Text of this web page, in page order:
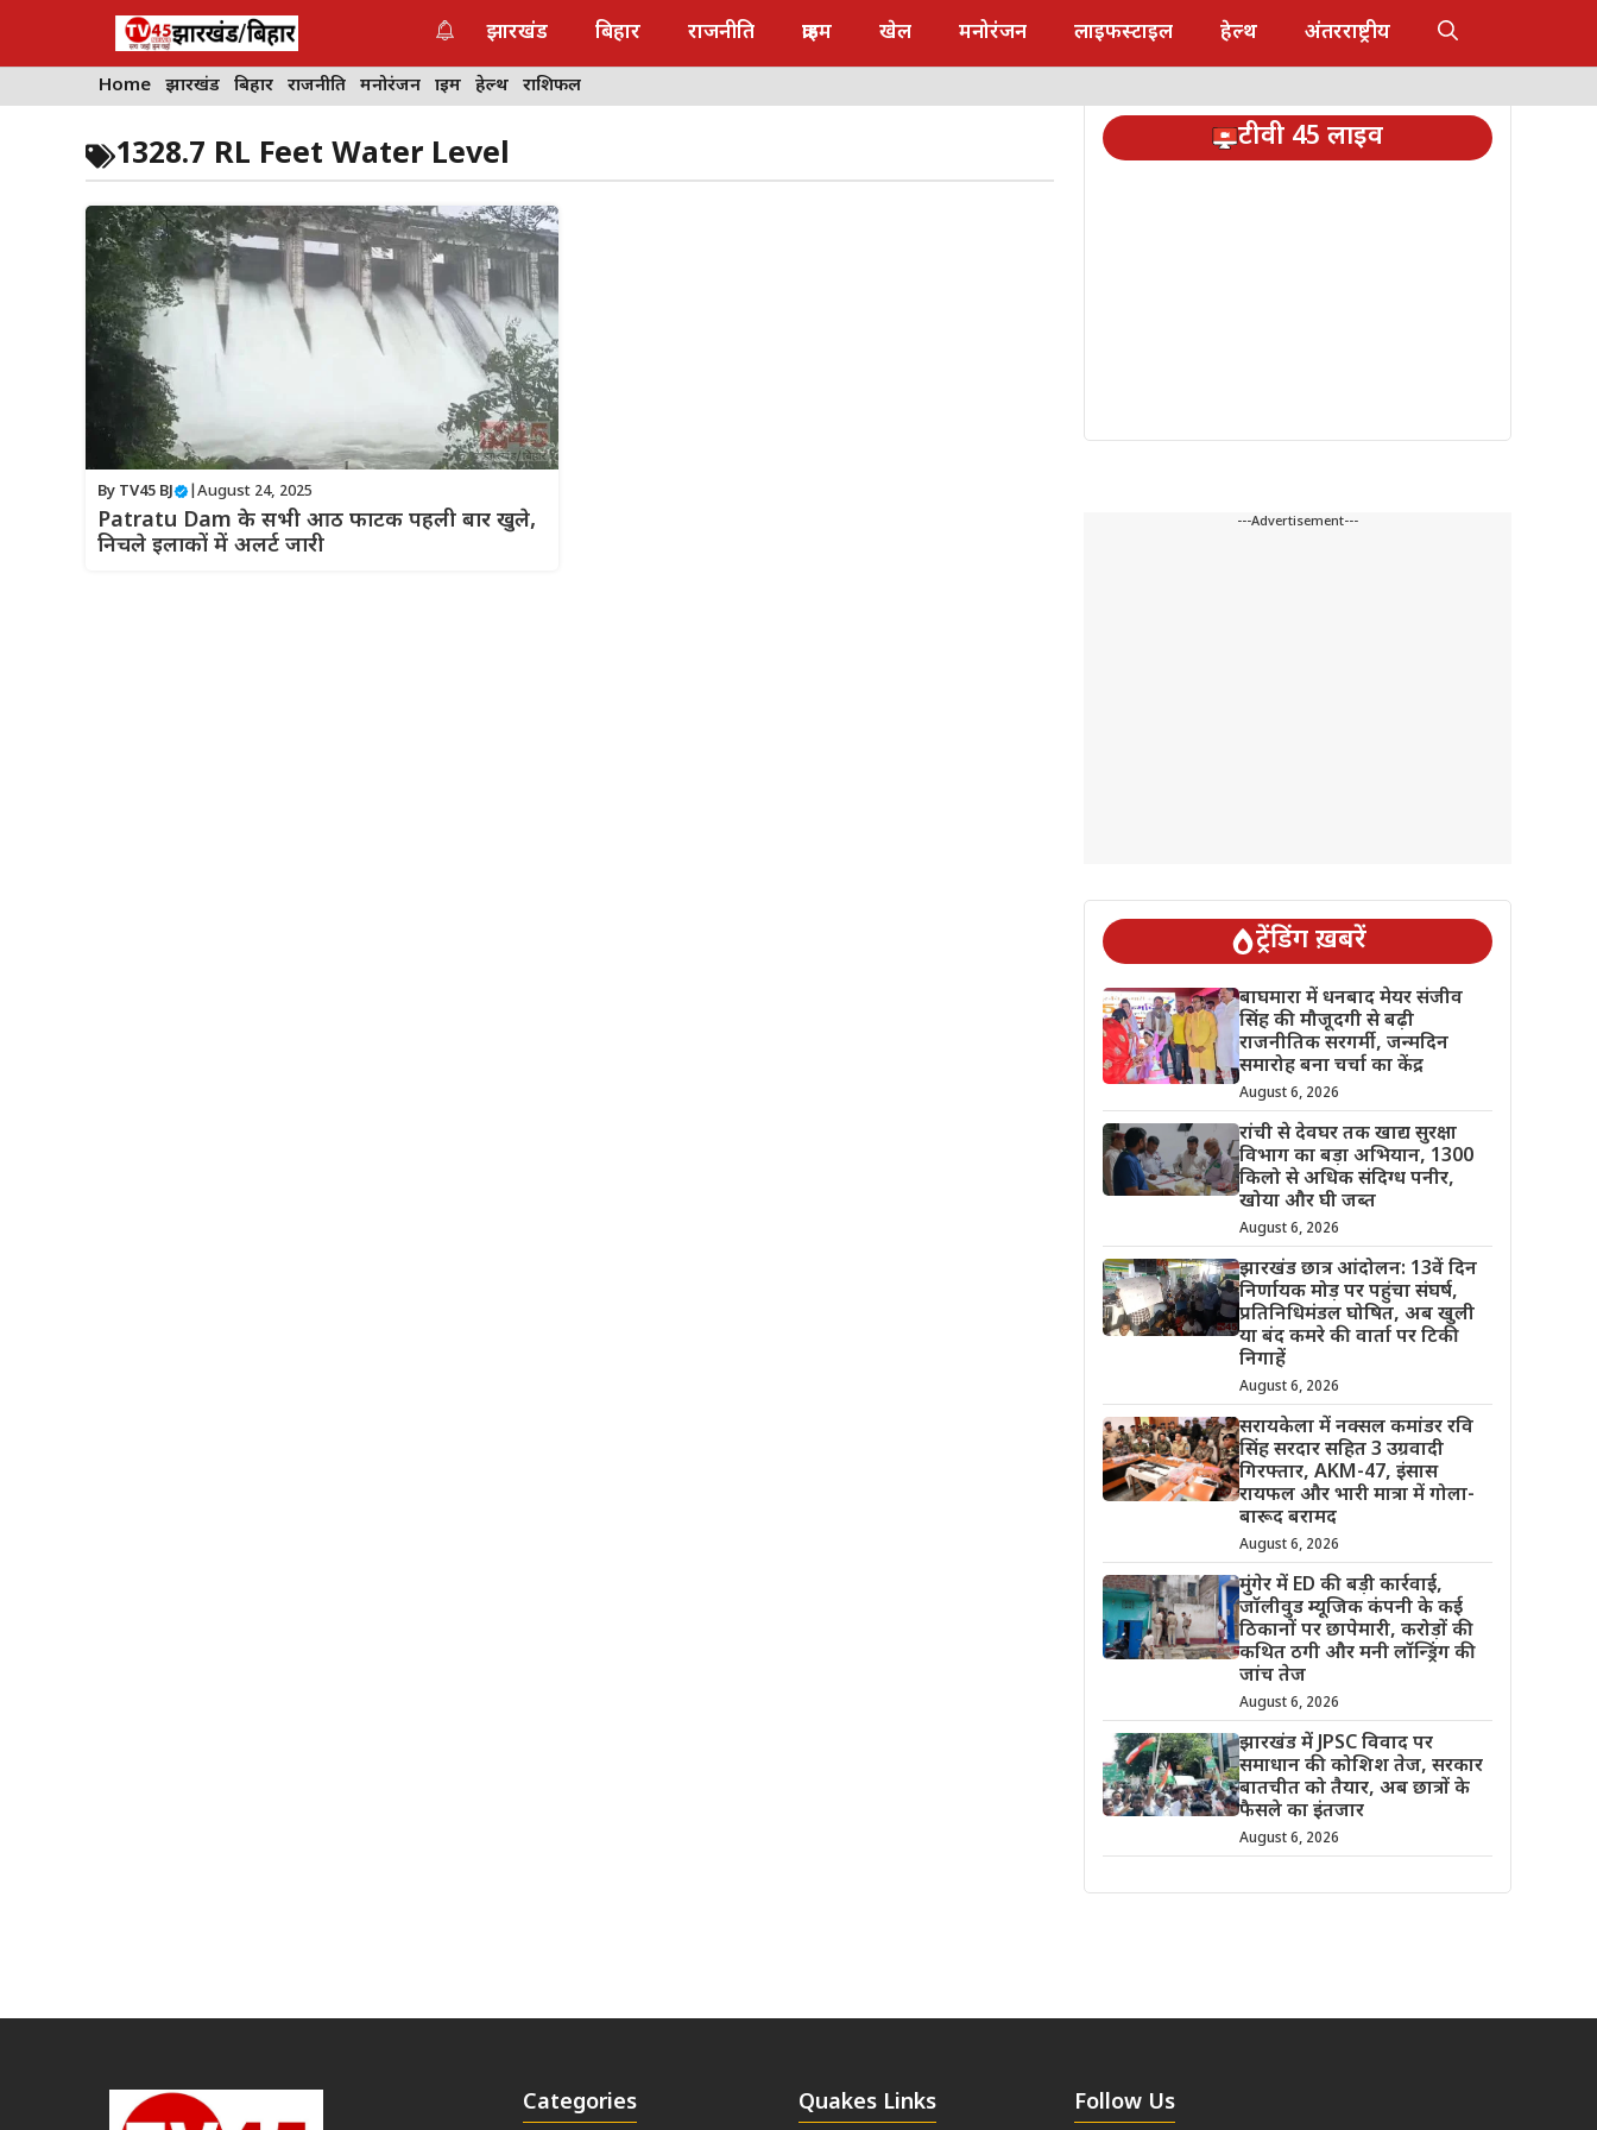
content
झारखंड बिहार राजनीति क्राइम खेल मनोरंजन लाइफस्टाइल हेल्थ अंतरराष्ट्रीय
Home झारखंड बिहार राजनीति मनोरंजन क्राइम हेल्थ राशिफल
1328.7 RL Feet Water Level
By TV45 BJ August 24, 2025
Patratu Dam के सभी आठ फाटक पहली बार खुले,
निचले इलाकों में अलर्ट जारी
टीवी 45 लाइव
---Advertisement---
ट्रेंडिंग ख़बरें
बाघमारा में धनबाद मेयर संजीव
सिंह की मौजूदगी से बढ़ी
राजनीतिक सरगर्मी, जन्मदिन
समारोह बना चर्चा का केंद्र
August 6, 2026
रांची से देवघर तक खाद्य सुरक्षा
विभाग का बड़ा अभियान, 1300
किलो से अधिक संदिग्ध पनीर,
खोया और घी जब्त
August 6, 2026
झारखंड छात्र आंदोलन: 13वें दिन
निर्णायक मोड़ पर पहुंचा संघर्ष,
प्रतिनिधिमंडल घोषित, अब खुली
या बंद कमरे की वार्ता पर टिकी
निगाहें
August 6, 2026
सरायकेला में नक्सल कमांडर रवि
सिंह सरदार सहित 3 उग्रवादी
गिरफ्तार, AKM-47, इंसास
रायफल और भारी मात्रा में गोला-
बारूद बरामद
August 6, 2026
मुंगेर में ED की बड़ी कार्रवाई,
जॉलीवुड म्यूजिक कंपनी के कई
ठिकानों पर छापेमारी, करोड़ों की
कथित ठगी और मनी लॉन्ड्रिंग की
जांच तेज
August 6, 2026
झारखंड में JPSC विवाद पर
समाधान की कोशिश तेज, सरकार
बातचीत को तैयार, अब छात्रों के
फैसले का इंतजार
August 6, 2026
Categories Quakes Links Follow Us